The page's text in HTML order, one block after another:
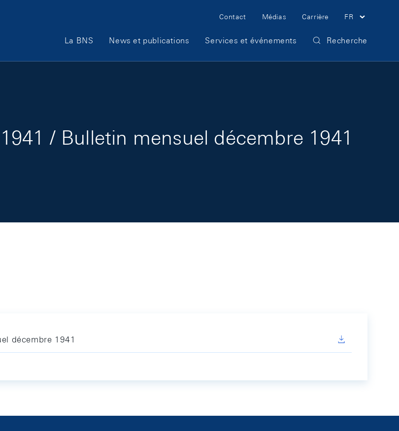
Meta Navigation
Contact Médias Carrière FR
Main Navigation
La BNS News et publications Services et événements Recherche
/ Bulletin mensuel décembre 1941
décembre 1941